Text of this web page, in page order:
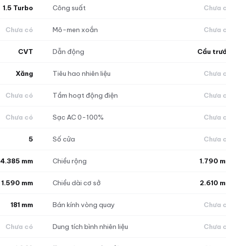
1.5 Turbo Công suất Chưa
Chưa có Mô-men xoắn Chưa
CVT Dẫn động Cầu
Xăng Tiêu hao nhiên liệu Chưa
Chưa có Tầm hoạt động điện Chưa
Chưa có Sạc AC 0-100% Chưa
5 Số cửa Chưa
4.385 mm Chiều rộng 1.790
1.590 mm Chiều dài cơ sở 2.610
181 mm Bán kính vòng quay Chưa
Chưa có Dung tích bình nhiên liệu Chưa